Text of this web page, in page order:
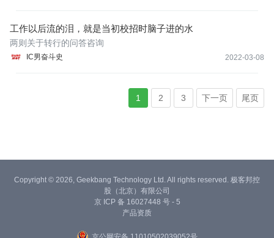
工作以后流的泪，就是当初校招时脑子进的水
IC男奋斗史 2022-03-08
两则关于转行的问答咨询
1 2 3 下一页 尾页
Copyright © 2026, Geekbang Technology Ltd. All rights reserved. 极客邦控
股（北京）有限公司
京 ICP 备 16027448 号 - 5
产品资质